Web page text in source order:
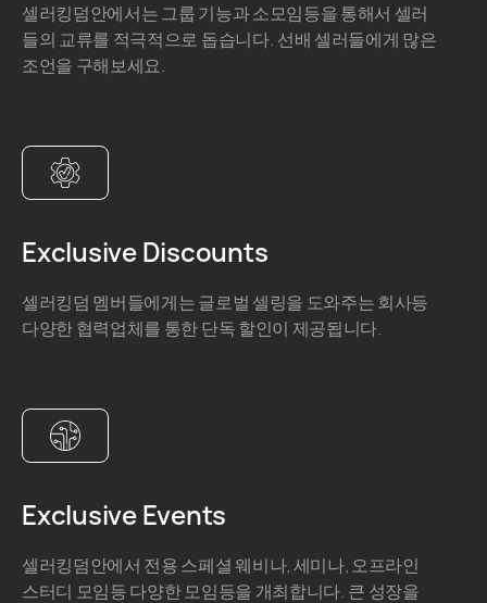
셀러킹덤안에서는 그룹 기능과 소모임등을 통해서 셀러
들의 교류를 적극적으로 돕습니다. 선배 셀러들에게 많은
조언을 구해보세요.
Exclusive Discounts
셀러킹덤 멤버들에게는 글로벌 셀링을 도와주는 회사등
다양한 협력업체를 통한 단독 할인이 제공됩니다.
Exclusive Events
셀러킹덤안에서 전용 스페셜 웨비나, 세미나, 오프라인
스터디 모임등 다양한 모임등을 개최합니다. 큰 성장을